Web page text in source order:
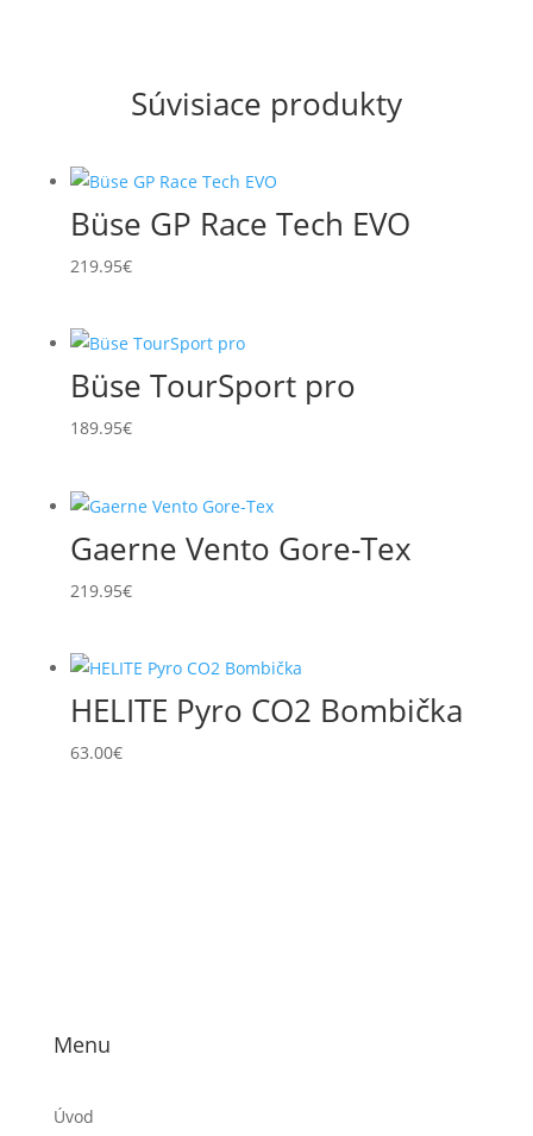
Súvisiace produkty
Büse GP Race Tech EVO
219.95€
Büse TourSport pro
189.95€
Gaerne Vento Gore-Tex
219.95€
HELITE Pyro CO2 Bombička
63.00€
Menu
Úvod